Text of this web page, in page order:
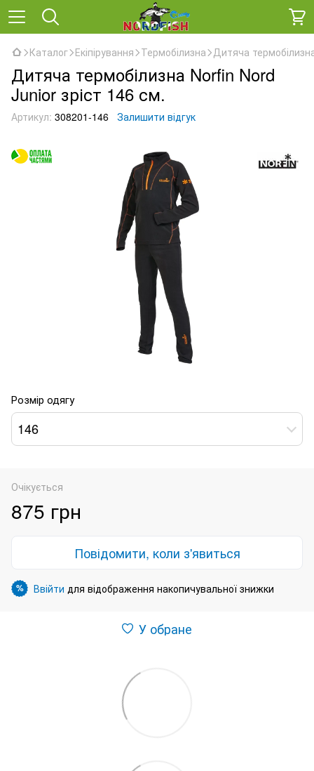
Каталог Екіпірування Термобілизна Дитяча
Дитяча термобілизна Norfin Nord
Junior зріст 146 см.
Артикул: 308201-146 Залишити відгук
Розмір одягу
146
Очікується
875 грн
Повідомити, коли з'явиться
% Ввійти для відображення накопичувальної знижки
У обране